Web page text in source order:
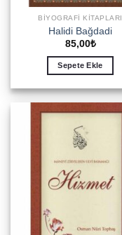
BIYOGRAFI KITAPLARI
Halidi Bağdadi
85,00₺
Sepete Ekle